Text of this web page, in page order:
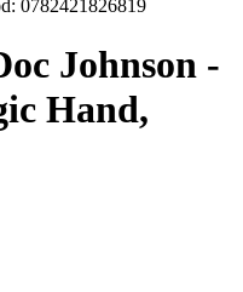
: 0782421826819
Johnson -
Hand,